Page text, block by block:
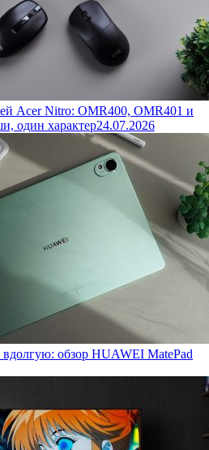
Acer Nitro: OMR400, OMR401 и
один характер24.07.2026
обзор HUAWEI MatePad